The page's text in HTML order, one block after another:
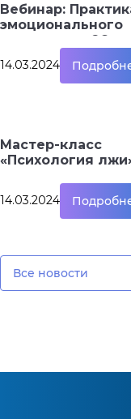
Вебинар:
эмоционального
интеллекта 26
14.03.2024
Мастер-класс
«Психология
14.03.2024
Все новости